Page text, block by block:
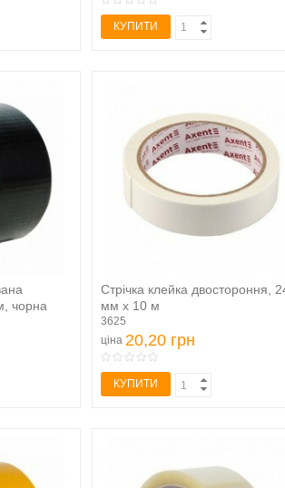
КУПИТИ
чорна
Стрічка клейка двостороння,
мм х 10 м
3625
ціна 20,20 грн
КУПИТИ